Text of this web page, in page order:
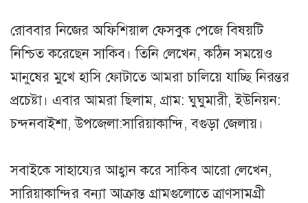
রোববার নিজের অফিশিয়াল ফেসবুক পেজে বিষয়টি
নিশ্চিত করেছেন সাকিব। তিনি লেখেন, কঠিন সময়েও
মানুষের মুখে হাসি ফোটাতে আমরা চালিয়ে যাচ্ছি নিরন্তর
প্রচেষ্টা। এবার আমরা ছিলাম, গ্রাম: ঘুঘুমারী, ইউনিয়ন:
চন্দনবাইশা, উপজেলা:সারিয়াকান্দি, বগুড়া জেলায়।
সবাইকে সাহায্যের আহ্বান করে সাকিব আরো লেখেন,
সারিয়াকান্দির বন্যা আক্রান্ত গ্রামগুলোতে ত্রাণসামগ্রী